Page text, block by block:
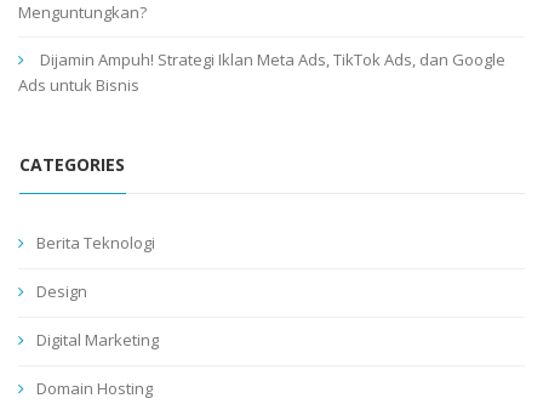
Menguntungkan?
Dijamin Ampuh! Strategi Iklan Meta Ads, TikTok Ads, dan Google
Ads untuk Bisnis
CATEGORIES
Berita Teknologi
Design
Digital Marketing
Domain Hosting